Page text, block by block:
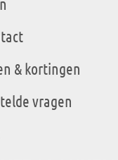
& kortingen
vragen